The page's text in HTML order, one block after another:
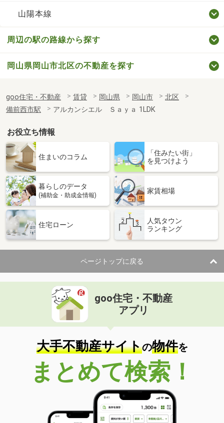
山陽本線
周辺の駅の路線から探す
岡山県岡山市北区の不動産を探す
goo住宅・不動産 賃貸 岡山県 岡山市
北区
備前西市駅
アルカンシエル Ｓａｙａ 1LDK
お役立ち情報
住まいのコラム
「住みたい街」
を見つけよう
暮らしのデータ
(補助金・助成金情報)
家賃相場
住宅ローン
人気タウン
ランキング
ページトップに戻る
goo住宅・不動産
アプリ
大手不動産サイトの物件を
まとめて検索！